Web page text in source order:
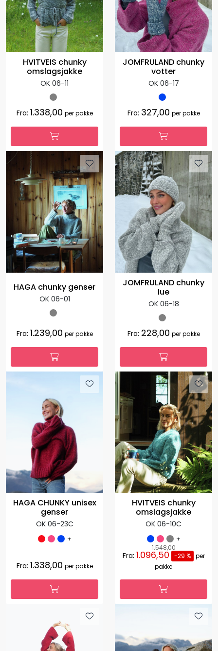
HVITVEIS chunky
omslagsjakke
OK 06-11
Fra: 1.338,00 per pakke
JOMFRULAND chunky
votter
OK 06-17
Fra: 327,00 per pakke
HAGA chunky genser
OK 06-01
Fra: 1.239,00 per pakke
JOMFRULAND chunky
lue
OK 06-18
Fra: 228,00 per pakke
HAGA CHUNKY unisex
genser
OK 06-23C
+
Fra: 1.338,00 per pakke
HVITVEIS chunky
omslagsjakke
OK 06-10C
+
1.548,00
Fra: 1.096,50 -29 %
per
pakke